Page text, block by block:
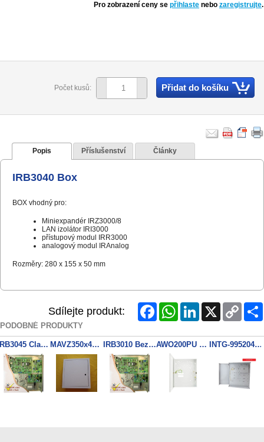
Pro zobrazení ceny se přihlaste nebo zaregistrujte.
Počet kusů: Přidat do košíku
Popis Příslušenství Články
IRB3040 Box
BOX vhodný pro:
Miniexpandér IRZ3000/8
LAN izolátor IRI3000
přístupový modul IRR3000
analogový modul IRAnalog
Rozměry: 280 x 155 x 50 mm
Sdílejte produkt: FacebookWhatsAppLinkedInX
Copy
Link
PODOBNÉ PRODUKTY
IRB3045 Class4 Box 150x275x50 MAVZ350x400x100 BOX zapustny IRB3010 Bezpečnostní plechy AWO200PU Box 320x395x90mm INTG-995204 Box-Widebody Enclosure